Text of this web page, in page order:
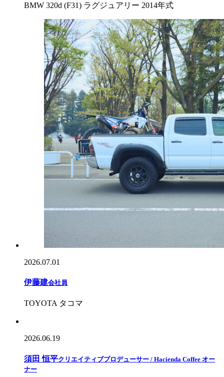
BMW 320d (F31) ラグジュアリー 2014年式
2026.07.01
伊藤建会社員
TOYOTA タコマ
2026.06.19
須田 恒平クリエイティブプロデューサー / Hacienda Coffee オー
ナー